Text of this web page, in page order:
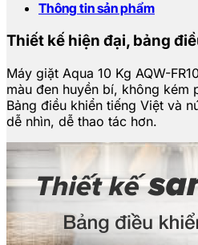
Thông tin sản phẩm
Thiết kế hiện đại, bảng
Máy giặt Aqua 10 Kg AQW-
màu đen huyền bí, không kém
Bảng điều khiển tiếng Việt và
dễ nhìn, dễ thao tác hơn.